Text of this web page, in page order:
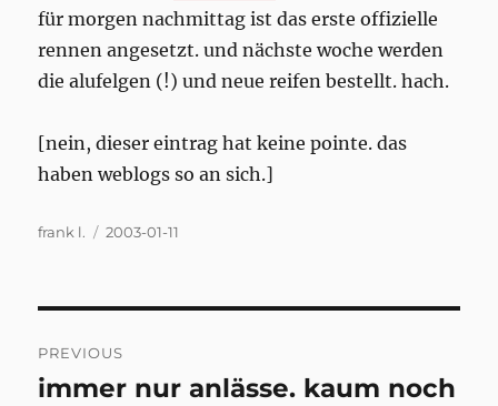
für morgen nachmittag ist das erste offizielle
rennen angesetzt. und nächste woche werden
die alufelgen (!) und neue reifen bestellt. hach.
[nein, dieser eintrag hat keine pointe. das
haben weblogs so an sich.]
Author
frank l.
Posted
2003-01-11
navigation
PREVIOUS
Previous
immer nur anlässe. kaum noch